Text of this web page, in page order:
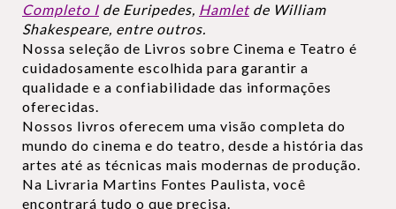
Completo I de Euripedes, Hamletde William
Shakespeare, entre outros.
Nossa seleção de Livros sobre Cinema e Teatro é
cuidadosamente escolhida para garantir a
qualidade e a confiabilidade das informações
oferecidas.
Nossos livros oferecem uma visão completa do
mundo do cinema e do teatro, desde a história das
artes até as técnicas mais modernas de produção.
Na Livraria Martins Fontes Paulista, você
encontrará tudo o que precisa.